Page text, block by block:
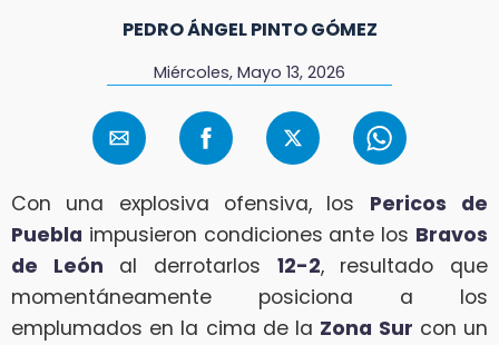
PEDRO ÁNGEL PINTO GÓMEZ
Miércoles, Mayo 13, 2026
Con una explosiva ofensiva, los Pericos
de
Puebla impusieron condiciones ante los Bravos
de León al derrotarlos 12-2, resultado que
momentáneamente posiciona a los
emplumados en la cima de la Zona Sur con un